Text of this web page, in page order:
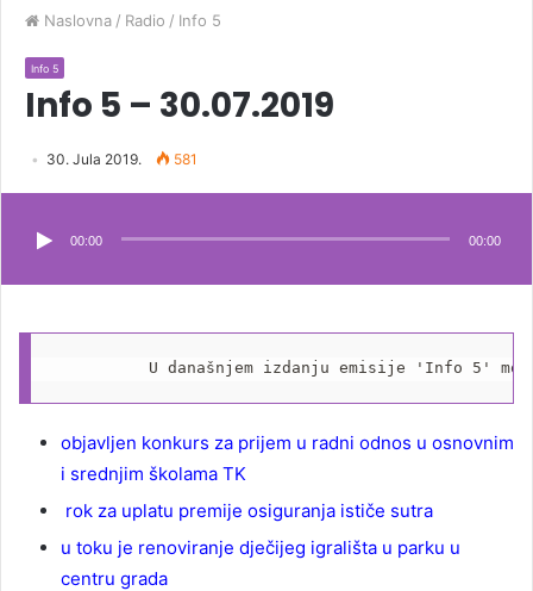
Naslovna / Radio / Info 5
Info 5
Info 5 – 30.07.2019
30. Jula 2019. 581
00:00 00:00
U današnjem izdanju emisije 'Info 5'
objavljen konkurs za prijem u radni odnos u osnovnim
i srednjim školama TK
rok za uplatu premije osiguranja ističe sutra
u toku je renoviranje dječijeg igrališta u parku u
centru grada